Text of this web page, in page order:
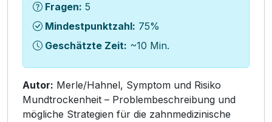
Fragen: 5
Mindestpunktzahl: 75%
Geschätzte Zeit: ~10 Min.
Autor: Merle/Hahnel, Symptom und Risiko
Mundtrockenheit – Problembeschreibung und
mögliche Strategien für die zahnmedizinische